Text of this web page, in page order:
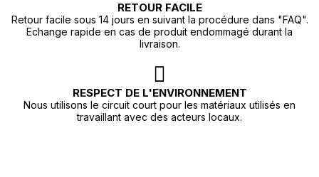
RETOUR FACILE
Retour facile sous 14 jours en suivant la procédure dans "FAQ".
Echange rapide en cas de produit endommagé durant la
livraison.
RESPECT DE L'ENVIRONNEMENT
Nous utilisons le circuit court pour les matériaux utilisés en
travaillant avec des acteurs locaux.